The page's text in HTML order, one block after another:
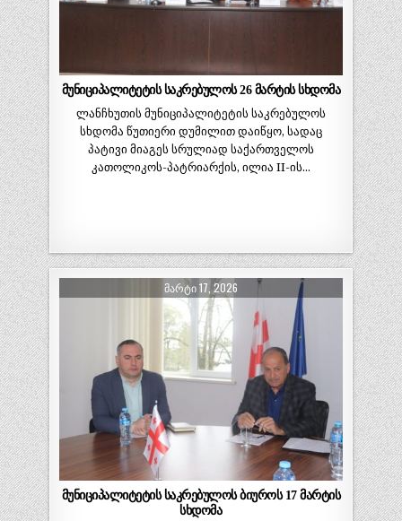
მუნიციპალიტეტის საკრებულოს 26 მარტის სხდომა
ლანჩხუთის მუნიციპალიტეტის საკრებულოს
სხდომა წუთიერი დუმილით დაიწყო, სადაც
პატივი მიაგეს სრულიად საქართველოს
კათოლიკოს-პატრიარქის, ილია II-ის…
ᲛᲐᲠᲢᲘ 17, 2026
მუნიციპალიტეტის საკრებულოს ბიუროს 17 მარტის
სხდომა